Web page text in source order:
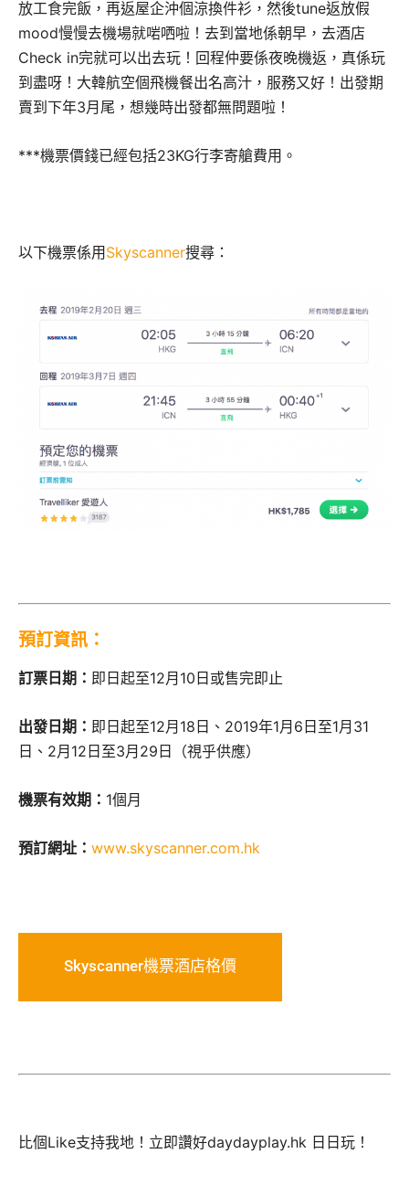
放工食完飯，再返屋企沖個涼換件衫，然後tune返放假
mood慢慢去機場就啱哂啦！去到當地係朝早，去酒店
Check in完就可以出去玩！回程仲要係夜晚機返，真係玩
到盡呀！大韓航空個飛機餐出名高汁，服務又好！出發期
賣到下年3月尾，想幾時出發都無問題啦！
***機票價錢已經包括23KG行李寄艙費用。
以下機票係用Skyscanner搜尋：
預訂資訊：
訂票日期： 即日起至12月10日或售完即止
出發日期： 即日起至12月18日、2019年1月6日至1月31
日、2月12日至3月29日（視乎供應）
機票有效期： 1個月
預訂網址： www.skyscanner.com.hk
Skyscanner機票酒店格價
比個Like支持我地！立即讚好daydayplay.hk 日日玩！